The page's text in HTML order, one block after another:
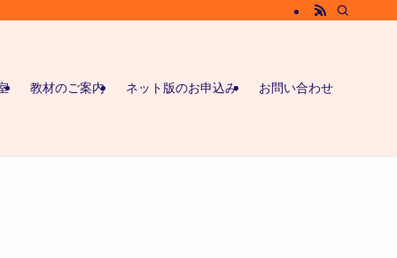
教材のご案内 ネット版のお申込み お問い合わせ